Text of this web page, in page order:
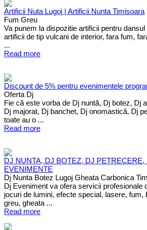
Artificii Nuta Lugoj | Artificii Nunta Timisoara
Fum Greu
Va punem la dispozitie artificii pentru
artificii de tip vulcani de interior, fara fum,
...
Read more
Discount de 5% pentru evenimentele
Oferta Dj
Fie că este vorba de Dj nuntă, Dj botez, Dj
Dj majorat, Dj banchet, Dj onomastică, Dj
toate au o ...
Read more
DJ NUNTA, DJ BOTEZ, DJ PETRECERE,
EVENIMENTE
Dj Nunta Botez Lugoj Gheata Carbonica
Dj Eveniment va ofera servicii profesionale
jocuri de lumini, efecte special, lasere, fum,
greu, gheata ...
Read more